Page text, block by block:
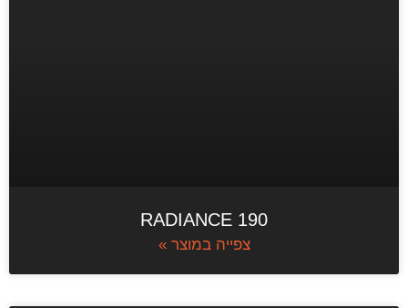
RADIANCE 190
צפייה במוצר »